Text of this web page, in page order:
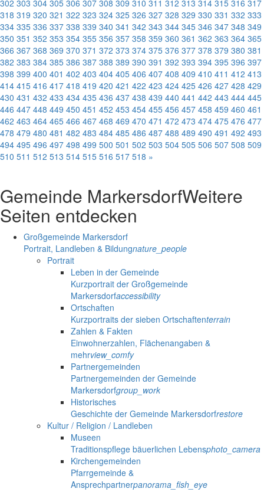
302 303 304 305 306 307 308 309 310 311 312 313 314 315 316 317
318 319 320 321 322 323 324 325 326 327 328 329 330 331 332 333
334 335 336 337 338 339 340 341 342 343 344 345 346 347 348 349
350 351 352 353 354 355 356 357 358 359 360 361 362 363 364 365
366 367 368 369 370 371 372 373 374 375 376 377 378 379 380 381
382 383 384 385 386 387 388 389 390 391 392 393 394 395 396 397
398 399 400 401 402 403 404 405 406 407 408 409 410 411 412 413
414 415 416 417 418 419 420 421 422 423 424 425 426 427 428 429
430 431 432 433 434 435 436 437 438 439 440 441 442 443 444 445
446 447 448 449 450 451 452 453 454 455 456 457 458 459 460 461
462 463 464 465 466 467 468 469 470 471 472 473 474 475 476 477
478 479 480 481 482 483 484 485 486 487 488 489 490 491 492 493
494 495 496 497 498 499 500 501 502 503 504 505 506 507 508 509
510 511 512 513 514 515 516 517 518 »
Gemeinde MarkersdorfWeitere
Seiten entdecken
Großgemeinde Markersdorf
Portrait, Landleben & Bildungnature_people
Portrait
Leben in der Gemeinde
Kurzportrait der Großgemeinde
Markersdorfaccessibility
Ortschaften
Kurzportraits der sieben Ortschaftenterrain
Zahlen & Fakten
Einwohnerzahlen, Flächenangaben &
mehrview_comfy
Partnergemeinden
Partnergemeinden der Gemeinde
Markersdorfgroup_work
Historisches
Geschichte der Gemeinde Markersdorfrestore
Kultur / Religion / Landleben
Museen
Traditionspflege bäuerlichen Lebensphoto_camera
Kirchengemeinden
Pfarrgemeinde &
Ansprechpartnerpanorama_fish_eye